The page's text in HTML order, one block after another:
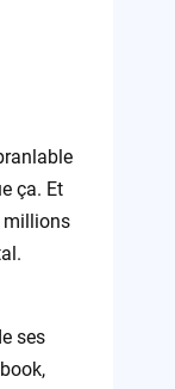
ça. Et
millions
ses